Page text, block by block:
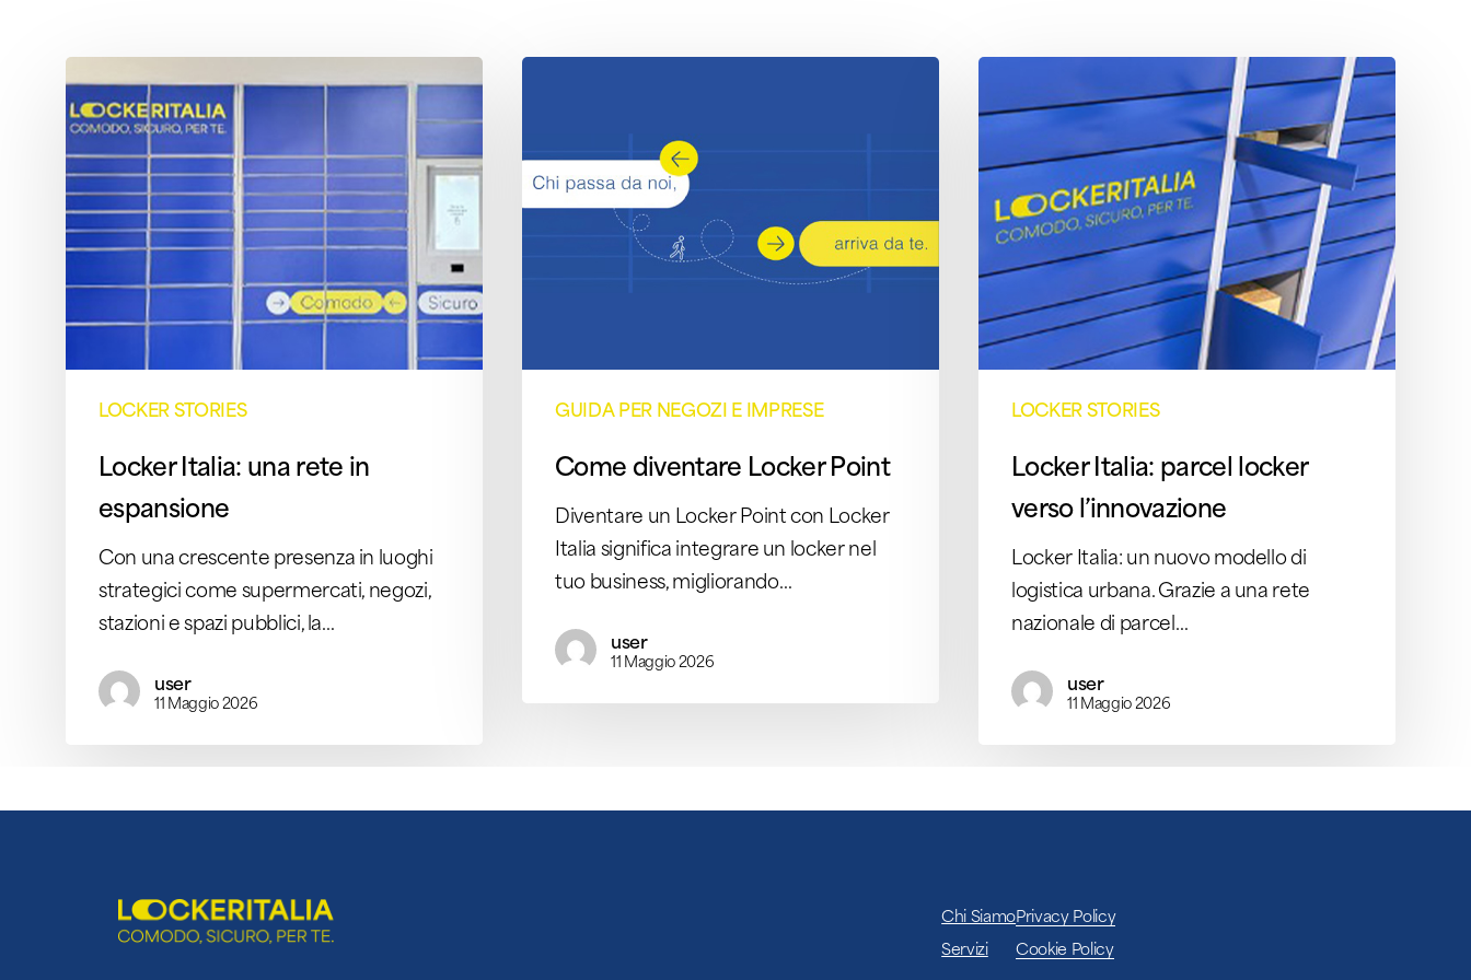
Italia:
una
rete
in
espansione
LOCKER STORIES​
Locker Italia: una rete in
espansione
Con una crescente presenza in luoghi
strategici come supermercati, negozi,
stazioni e spazi pubblici, la…
user
11 Maggio 2026
Point
GUIDA PER NEGOZI E IMPRESE
Come diventare Locker Point
Diventare un Locker Point con Locker
Italia significa integrare un locker nel
tuo business, migliorando…
user
11 Maggio 2026
Italia:
locker
verso
l’innovazione
LOCKER STORIES​
Locker Italia: parcel locker
verso l’innovazione
Locker Italia: un nuovo modello di
logistica urbana. Grazie a una rete
nazionale di parcel…
user
11 Maggio 2026
Chi Siamo
Servizi
Privacy Policy
Cookie Policy